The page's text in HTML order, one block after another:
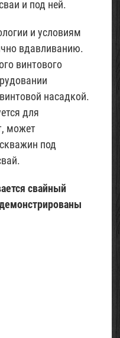
и под ней.
и условиям
вдавливанию.
винтового
насадкой.
для
может
под
свайный